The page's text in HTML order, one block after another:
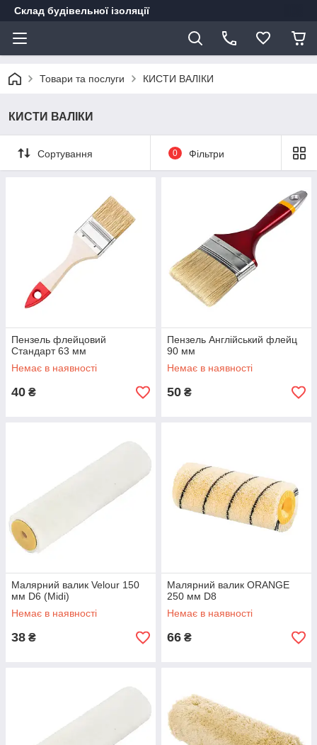
Склад будівельної ізоляції
Товари та послуги КИСТИ ВАЛІКИ
КИСТИ ВАЛІКИ
Сортування 0 Фільтри
Пензель флейцовий
Стандарт 63 мм
Немає в наявності
40 ₴
Пензель Англійський флейц
90 мм
Немає в наявності
50 ₴
Малярний валик Velour 150
мм D6 (Midi)
Немає в наявності
38 ₴
Малярний валик ORANGE
250 мм D8
Немає в наявності
66 ₴